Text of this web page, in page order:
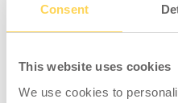
Consent
This website uses cookies
We use cookies to
som ger dig en tydlig